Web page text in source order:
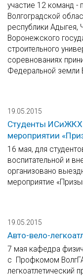
участие 12 команд -
Волгоградской
республики Адыгея,
Воронежского
строительного
соревнованиях
Федеральной земли
19.05.2015
Студенты ИСиЖКХ
мероприятии
16 мая, для
воспитательной и
организовано
мероприятие
19.05.2015
Авто-вело-
7 мая кафедра
с Профкомом
легкоатлетический